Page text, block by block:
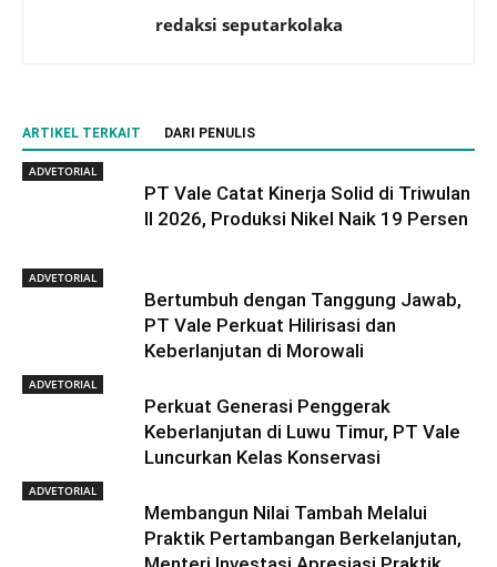
redaksi seputarkolaka
ARTIKEL TERKAIT DARI PENULIS
ADVETORIAL
PT Vale Catat Kinerja Solid di Triwulan
II 2026, Produksi Nikel Naik 19 Persen
ADVETORIAL
Bertumbuh dengan Tanggung Jawab,
PT Vale Perkuat Hilirisasi dan
Keberlanjutan di Morowali
ADVETORIAL
Perkuat Generasi Penggerak
Keberlanjutan di Luwu Timur, PT Vale
Luncurkan Kelas Konservasi
ADVETORIAL
Membangun Nilai Tambah Melalui
Praktik Pertambangan Berkelanjutan,